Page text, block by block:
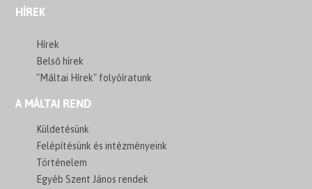
HÍREK
Hírek
Belső hírek
"Máltai Hírek" folyóíratunk
A MÁLTAI REND
Küldetésünk
Felépítésünk és intézményeink
Történelem
Egyéb Szent János rendek